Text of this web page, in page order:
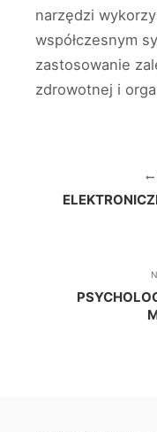
narzędzi
współczesnym
zastosowanie
zdrowotnej i